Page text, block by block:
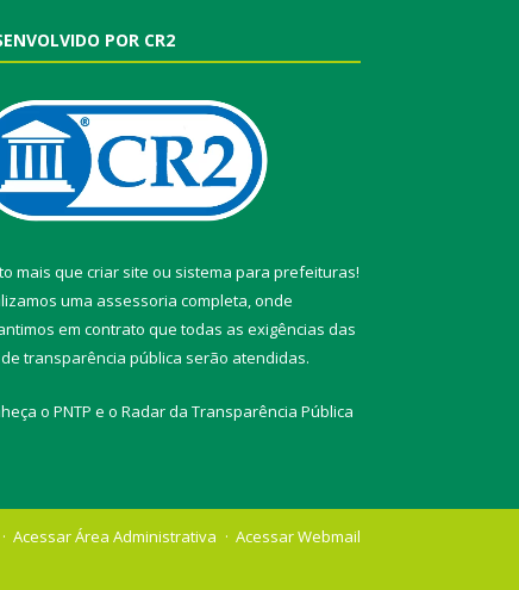
POR CR2
mais que criar site ou sistema para prefeituras!
uma assessoria completa, onde
em contrato que todas as exigências das
transparência pública serão atendidas.
o PNTP e o Radar da Transparência Pública
Acessar Área Administrativa Acessar Webmail